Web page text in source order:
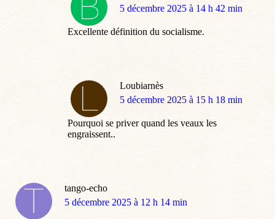
dit
5 décembre 2025 à 14 h 42 min
Excellente définition du socialisme.
Loubiarnès
dit
5 décembre 2025 à 15 h 18 min
Pourquoi se priver quand les veaux les
engraissent..
tango-echo
dit
5 décembre 2025 à 12 h 14 min